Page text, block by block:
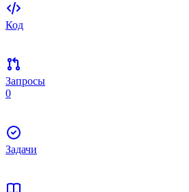
Код
Запросы
0
Задачи